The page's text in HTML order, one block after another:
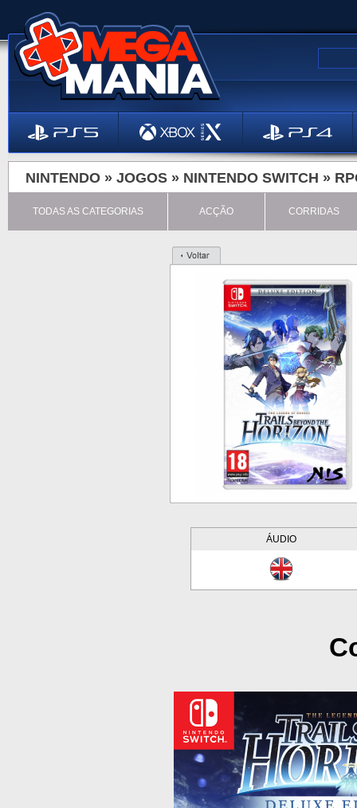
NINTENDO » JOGOS » NINTENDO SWITCH »
TODAS AS CATEGORIAS ACÇÃO CORRIDAS
ÁUDIO